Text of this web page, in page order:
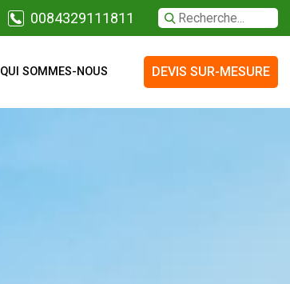
0084329111811
QUI SOMMES-NOUS DEVIS SUR-MESURE